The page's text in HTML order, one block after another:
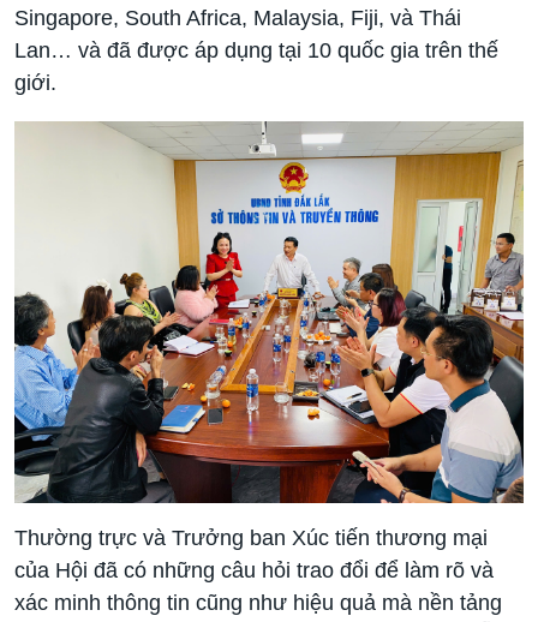
Singapore, South Africa, Malaysia, Fiji, và Thái
Lan… và đã được áp dụng tại 10 quốc gia trên thế
giới.
Thường trực và Trưởng ban Xúc tiến thương mại
của Hội đã có những câu hỏi trao đổi để làm rõ và
xác minh thông tin cũng như hiệu quả mà nền tảng